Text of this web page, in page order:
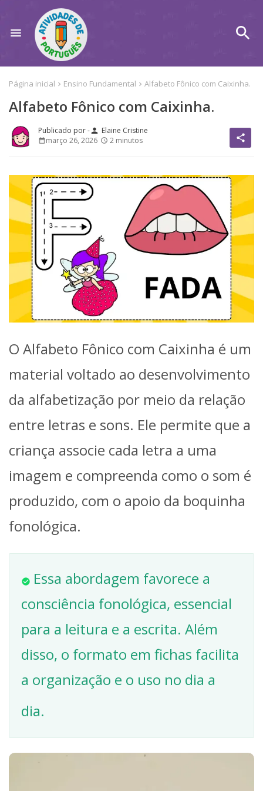
Página inicial Ensino Fundamental Alfabeto Fônico com Caixinha.
Alfabeto Fônico com Caixinha.
person Elaine Cristine
março 26, 2026
2 minutos share
O Alfabeto Fônico com Caixinha é um
material voltado ao desenvolvimento
da alfabetização por meio da relação
entre letras e sons. Ele permite que a
criança associe cada letra a uma
imagem e compreenda como o som é
produzido, com o apoio da boquinha
fonológica.
Essa abordagem favorece a
consciência fonológica, essencial
para a leitura e a escrita. Além
disso, o formato em fichas facilita
a organização e o uso no dia a
dia.